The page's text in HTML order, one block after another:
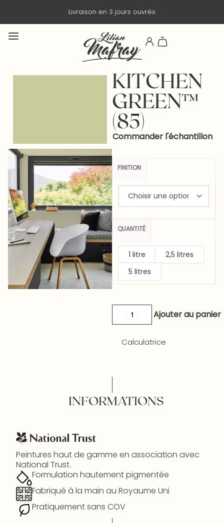
Livraison en 3 jours ouvrés.
KITCHEN
GREEN™
(85)
Commander l'échantillon
FINITION
QUANTITÉ
1 litre
2,5 litres
5 litres
Ajouter au panier
Calculatrice
INFORMATIONS
Peintures haut de gamme en association avec
National Trust.
Formulation hautement pigmentée
Fabriqué à la main au Royaume Uni
Pratiquement sans COV